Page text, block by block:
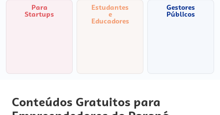
Para
Startups
Estudantes
e
Educadores
Gestores
Públicos
Conteúdos Gratuitos para